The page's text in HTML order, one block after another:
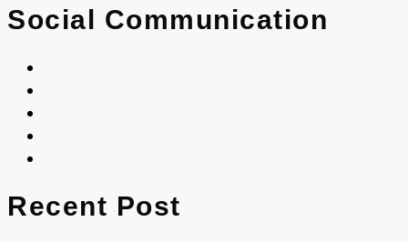
Social Communication
Recent Post